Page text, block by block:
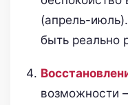
(апрель-
быть реально
возможности